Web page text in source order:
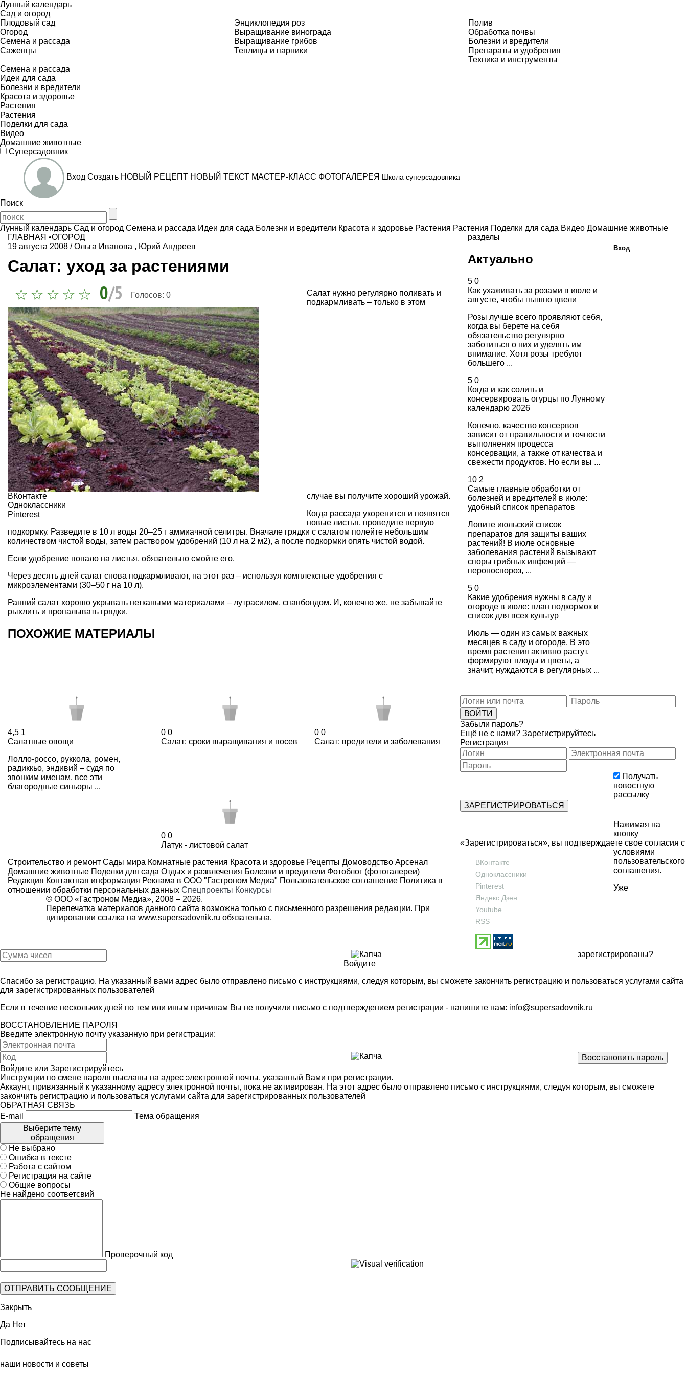
Лунный календарь
Сад и огород
Плодовый сад
Огород
Семена и рассада
Саженцы
Энциклопедия роз
Выращивание винограда
Выращивание грибов
Теплицы и парники
Полив
Обработка почвы
Болезни и вредители
Препараты и удобрения
Техника и инструменты
Семена и рассада
Идеи для сада
Болезни и вредители
Красота и здоровье
Растения
Растения
Поделки для сада
Видео
Домашние животные
Суперсадовник
Вход Создать НОВЫЙ РЕЦЕПТ НОВЫЙ ТЕКСТ МАСТЕР-КЛАСС ФОТОГАЛЕРЕЯ Школа суперсадовника
Поиск
Лунный календарь Сад и огород Семена и рассада Идеи для сада Болезни и вредители Красота и здоровье Растения Растения Поделки для сада Видео Домашние животные
ГЛАВНАЯ •ОГОРОД
19 августа 2008 /Ольга Иванова , Юрий Андреев
Салат: уход за растениями
0/5 Голосов: 0
ВКонтакте
Одноклассники
Pinterest
Салат нужно регулярно поливать и
подкармливать – только в этом
случае вы получите хороший урожай.
Когда рассада укоренится и появятся
новые листья, проведите первую
подкормку. Разведите в 10 л воды 20–25 г аммиачной селитры. Вначале грядки с салатом полейте небольшим
количеством чистой воды, затем раствором удобрений (10 л на 2 м2), а после подкормки опять чистой водой.
Если удобрение попало на листья, обязательно смойте его.
Через десять дней салат снова подкармливают, на этот раз – используя комплексные удобрения с
микроэлементами (30–50 г на 10 л).
Ранний салат хорошо укрывать неткаными материалами – лутрасилом, спанбондом. И, конечно же, не забывайте
рыхлить и пропалывать грядки.
ПОХОЖИЕ МАТЕРИАЛЫ
4,5 1
Салатные овощи
Лолло-россо, руккола, ромен,
радиккьо, эндивий – судя по
звонким именам, все эти
благородные синьоры ...
0 0
Салат: сроки выращивания и посев
0 0
Салат: вредители и заболевания
0 0
Латук - листовой салат
разделы
Актуально
5 0
Как ухаживать за розами в июле и
августе, чтобы пышно цвели
Розы лучше всего проявляют себя,
когда вы берете на себя
обязательство регулярно
заботиться о них и уделять им
внимание. Хотя розы требуют
большего ...
5 0
Когда и как солить и
консервировать огурцы по Лунному
календарю 2026
Конечно, качество консервов
зависит от правильности и точности
выполнения процесса
консервации, а также от качества и
свежести продуктов. Но если вы ...
10 2
Самые главные обработки от
болезней и вредителей в июле:
удобный список препаратов
Ловите июльский список
препаратов для защиты ваших
растений! В июле основные
заболевания растений вызывают
споры грибных инфекций —
пероноспороз, ...
5 0
Какие удобрения нужны в саду и
огороде в июле: план подкормок и
список для всех культур
Июль — один из самых важных
месяцев в саду и огороде. В это
время растения активно растут,
формируют плоды и цветы, а
значит, нуждаются в регулярных ...
Строительство и ремонт Сады мира Комнатные растения Красота и здоровье Рецепты Домоводство Арсенал
Домашние животные Поделки для сада Отдых и развлечения Болезни и вредители Фотоблог (фотогалереи)
Редакция Контактная информация Реклама в ООО "Гастроном Медиа" Пользовательское соглашение Политика в
отношении обработки персональных данных Спецпроекты Конкурсы
© ООО «Гастроном Медиа», 2008 – 2026.
Перепечатка материалов данного сайта возможна только с письменного разрешения редакции. При
цитировании ссылка на www.supersadovnik.ru обязательна.
ВКонтакте
Одноклассники
Pinterest
Яндекс Дзен
Youtube
RSS
Вход
Забыли пароль?
Ещё не с нами? Зарегистрируйтесь
Регистрация
Получать
новостную
рассылку
Нажимая на
кнопку
«Зарегистрироваться», вы подтверждаете свое согласия с
условиями
пользовательского
соглашения.
Уже
зарегистрированы?
Войдите
Спасибо за регистрацию. На указанный вами адрес было отправлено письмо с инструкциями, следуя которым, вы сможете закончить регистрацию и пользоваться услугами сайта
для зарегистрированных пользователей
Если в течение нескольких дней по тем или иным причинам Вы не получили письмо с подтверждением регистрации - напишите нам: info@supersadovnik.ru
ВОССТАНОВЛЕНИЕ ПАРОЛЯ
Введите электронную почту указанную при регистрации:
Войдите или Зарегистрируйтесь
Инструкции по смене пароля высланы на адрес электронной почты, указанный Вами при регистрации.
Аккаунт, привязанный к указанному адресу электронной почты, пока не активирован. На этот адрес было отправлено письмо с инструкциями, следуя которым, вы сможете
закончить регистрацию и пользоваться услугами сайта для зарегистрированных пользователей
ОБРАТНАЯ СВЯЗЬ
E-mail
Тема обращения
Выберите тему
обращения
Не выбрано
Ошибка в тексте
Работа с сайтом
Регистрация на сайте
Общие вопросы
Не найдено соответсвий
Проверочный код
Закрыть
Да Нет
Подписывайтесь на нас
наши новости и советы